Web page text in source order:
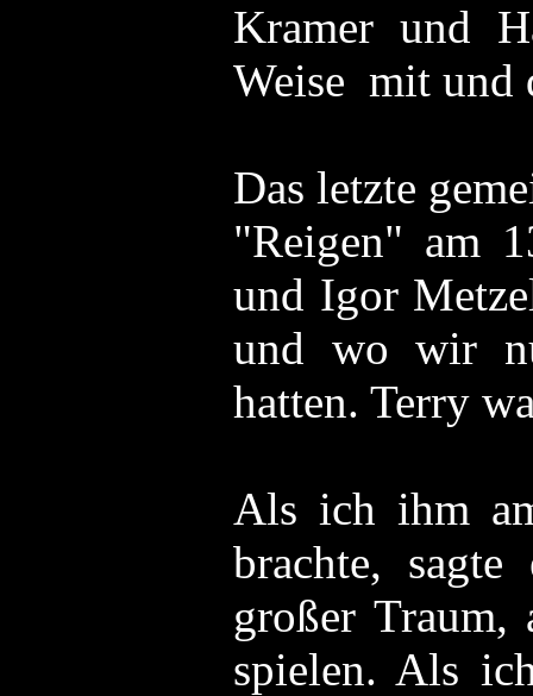
Kramer und
Weise mit und
Das letzte
"Reigen" am
und Igor
und wo wir
hatten. Terry
Als ich ihm
brachte,
großer Traum,
spielen. Als